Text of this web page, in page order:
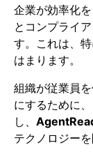
企業が効率化
とコンプライ
す。これは、
はまります。
組織が従業員
にするために
し、
テクノロジーを